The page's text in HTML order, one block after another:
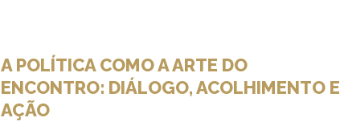
A POLÍTICA COMO A ARTE DO
ENCONTRO: DIÁLOGO, ACOLHIMENTO E
AÇÃO